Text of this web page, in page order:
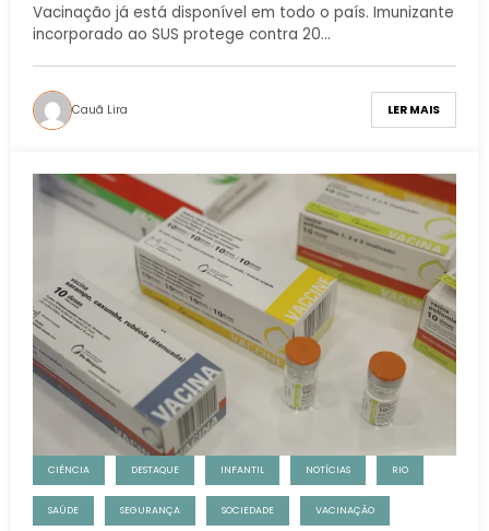
Vacinação já está disponível em todo o país. Imunizante
incorporado ao SUS protege contra 20…
Cauã Lira LER MAIS
CIÊNCIA DESTAQUE INFANTIL NOTÍCIAS RIO
SAÚDE SEGURANÇA SOCIEDADE VACINAÇÃO